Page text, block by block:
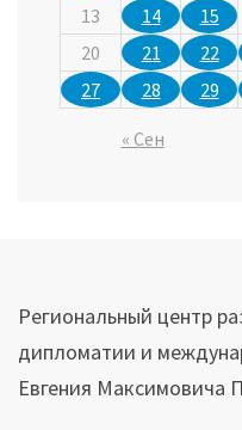
13
14 15
20
21 22
27
28 29
« Сен
Региональный центр
дипломатии и
Евгения Максимовича